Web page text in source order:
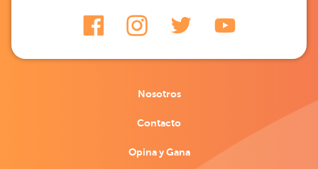
Nosotros
Contacto
Opina y Gana